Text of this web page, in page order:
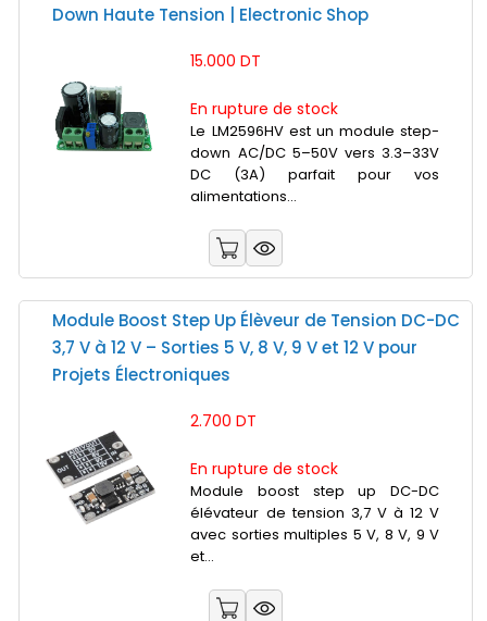
Down Haute Tension | Electronic Shop
15.000 DT
En rupture de stock
Le LM2596HV est un module step-
down AC/DC 5–50V vers 3.3–33V
DC (3A) parfait pour vos
alimentations...
Module Boost Step Up Élèveur de Tension DC-DC
3,7 V à 12 V – Sorties 5 V, 8 V, 9 V et 12 V pour
Projets Électroniques
2.700 DT
En rupture de stock
Module boost step up DC-DC
élévateur de tension 3,7 V à 12 V
avec sorties multiples 5 V, 8 V, 9 V
et...